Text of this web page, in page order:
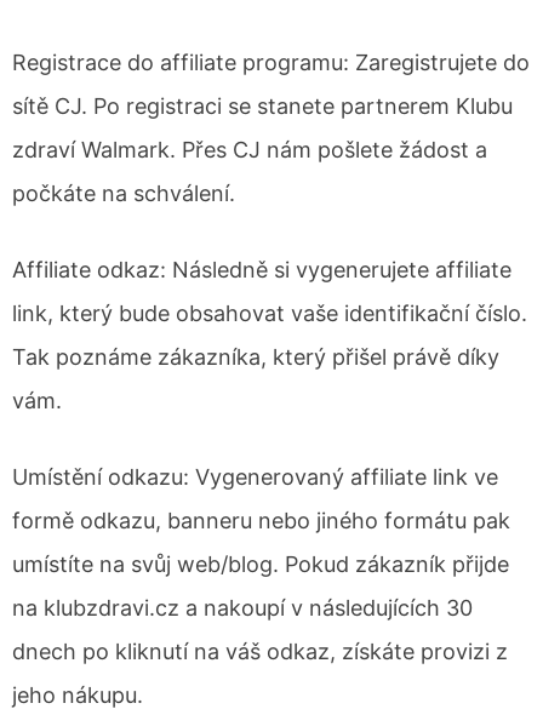
Registrace do affiliate programu: Zaregistrujete do
sítě CJ. Po registraci se stanete partnerem Klubu
zdraví Walmark. Přes CJ nám pošlete žádost a
počkáte na schválení.
Affiliate odkaz: Následně si vygenerujete affiliate
link, který bude obsahovat vaše identifikační číslo.
Tak poznáme zákazníka, který přišel právě díky
vám.
Umístění odkazu: Vygenerovaný affiliate link ve
formě odkazu, banneru nebo jiného formátu pak
umístíte na svůj web/blog. Pokud zákazník přijde
na klubzdravi.cz a nakoupí v následujících 30
dnech po kliknutí na váš odkaz, získáte provizi z
jeho nákupu.